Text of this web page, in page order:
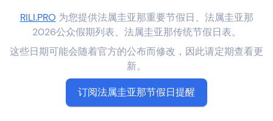
RILI.PRO 为您提供法属圭亚那重要节假日、法属圭亚那
2026公众假期列表、法属圭亚那传统节假日表。
这些日期可能会随着官方的公布而修改，因此请定期查看更
新。
订阅法属圭亚那节假日提醒